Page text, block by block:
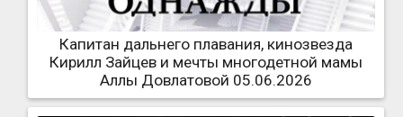
Капитан дальнего плавания, кинозвезда
Кирилл Зайцев и мечты многодетной мамы
Аллы Довлатовой 05.06.2026